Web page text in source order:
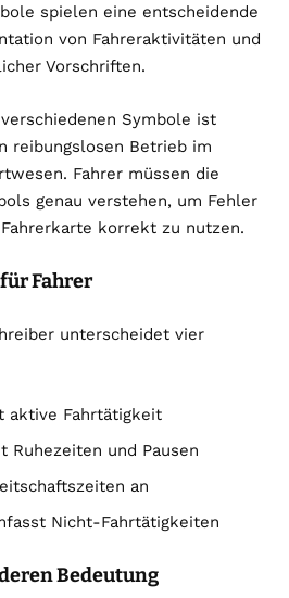
spielen eine entscheidende
von Fahreraktivitäten und
Vorschriften.
Symbole ist
reibungslosen Betrieb im
Fahrer müssen die
genau verstehen, um Fehler
korrekt zu nutzen.
Fahrer
unterscheidet vier
aktive Fahrtätigkeit
Ruhezeiten und Pausen
an
Nicht-Fahrtätigkeiten
Bedeutung